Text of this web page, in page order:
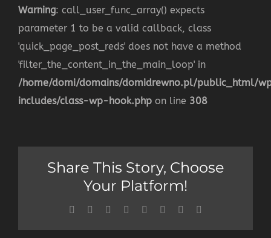
Warning: call_user_func_array() expects
parameter 1 to be a valid callback, class
'quick_page_post_reds' does not have a method
'filter_the_content_in_the_main_loop' in
/home/domi/domains/domidrewno.pl/public_html/
includes/class-wp-hook.php on line 308
Share This Story, Choose
Your Platform!
Facebook
TwitterReddit LinkedIn
TumblrPinterest